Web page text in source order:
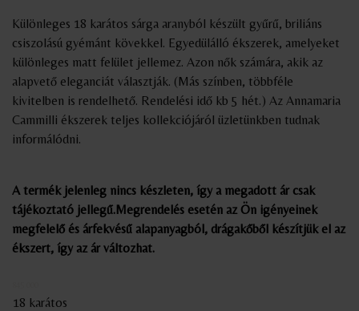
Különleges 18 karátos sárga aranyból készült gyűrű, briliáns
csiszolású gyémánt kövekkel. Egyedülálló ékszerek, amelyeket
különleges matt felület jellemez. Azon nők számára, akik az
alapvető eleganciát választják. (Más színben, többféle
kivitelben is rendelhető. Rendelési idő kb 5 hét.) Az Annamaria
Cammilli ékszerek teljes kollekciójáról üzletünkben tudnak
informálódni.
A termék jelenleg nincs készleten, így a megadott ár csak
tájékoztató jellegű.Megrendelés esetén az Ön igényeinek
megfelelő és árfekvésű alapanyagból, drágakőből készítjük el az
ékszert, így az ár változhat.
18 karátos